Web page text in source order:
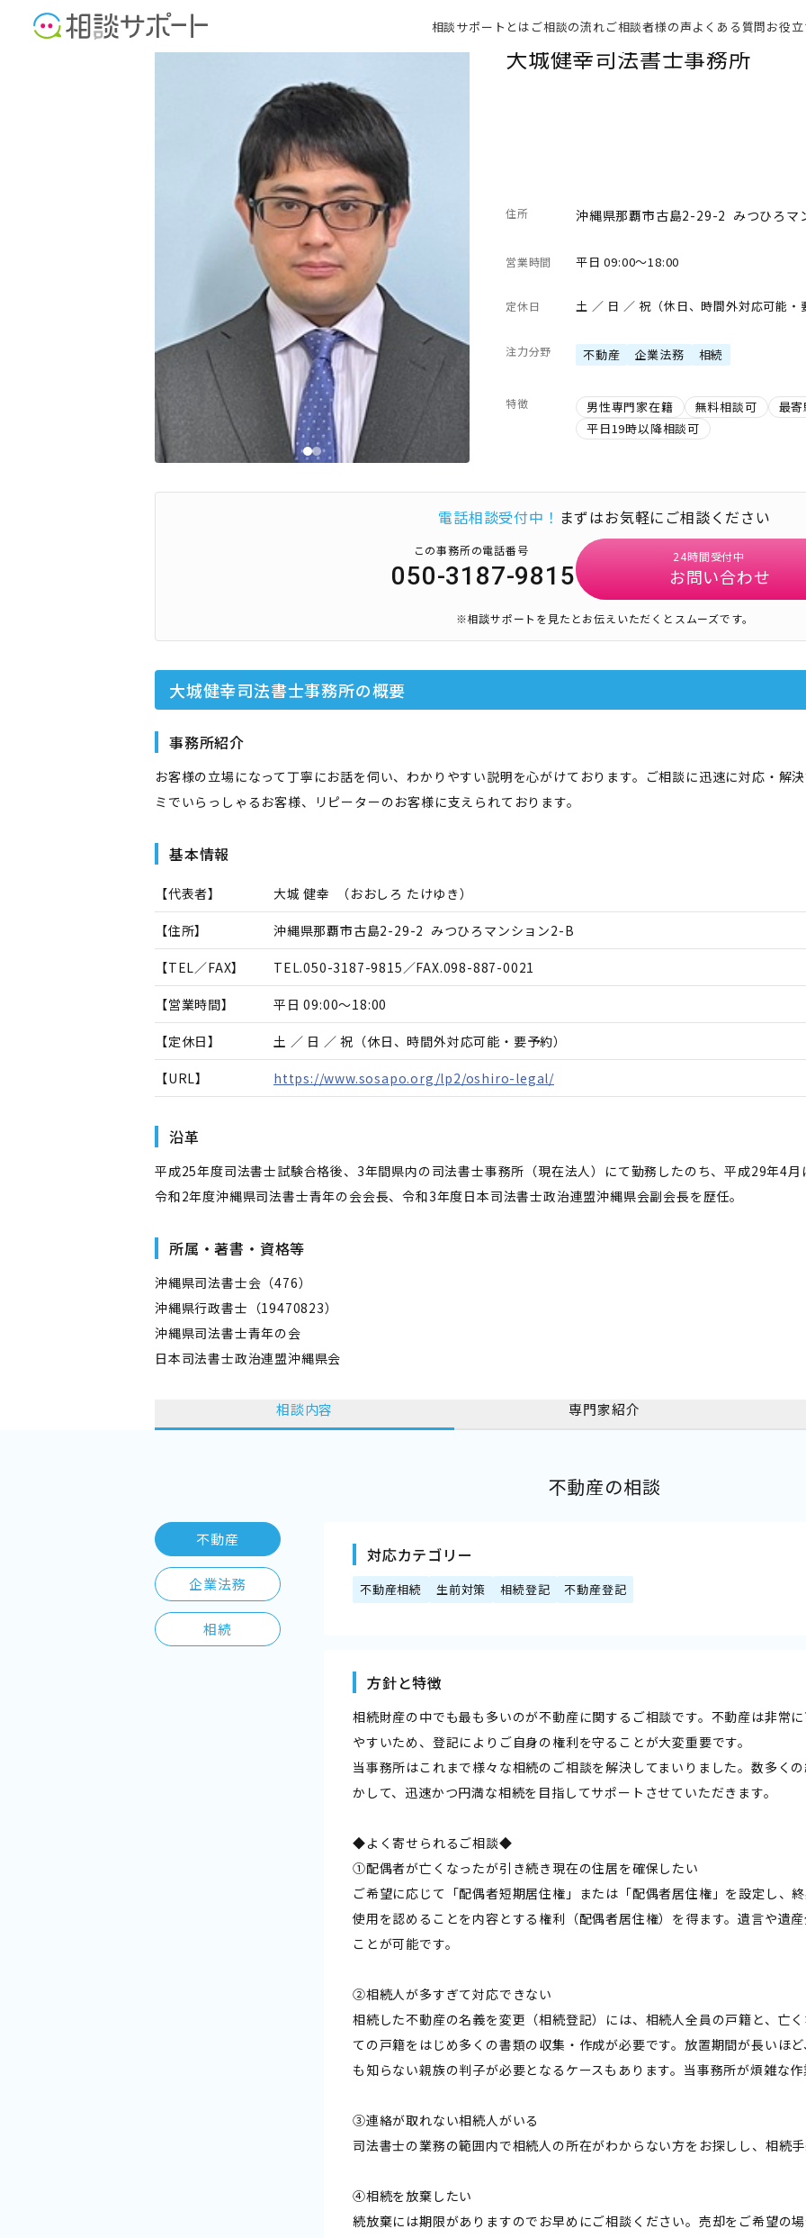
相談サポートとは ご相談の流れご相談者様の声よくある質問お役
司法書士
大城健幸司法書士事務所
住所 沖縄県那覇市古島2-29-2 みつひろマ
営業時間 平日 09:00～18:00
定休日 土 ／ 日 ／ 祝（休日、時間外対応可能・
注力分野 不動産 企業法務 相続
特徴 男性専門家在籍 無料相談可
最
平日19時以降相談可
電話相談受付中！ まずはお気軽にご相談ください
この事務所の電話番号
050-3187-9815
24時間受付中
お問い合わせ
※相談サポートを見たとお伝えいただくとスムーズです。
大城健幸司法書士事務所の概要
事務所紹介
お客様の立場になって丁寧にお話を伺い、わかりやすい説明を心がけております。ご相談に迅速に対応・解
ミでいらっしゃるお客様、リピーターのお客様に支えられております。
基本情報
【代表者】 大城 健幸 （おおしろ たけゆき）
【住所】 沖縄県那覇市古島2-29-2 みつひろマンション2-B
【TEL／FAX】 TEL.050-3187-9815／FAX.098-887-0021
【営業時間】 平日 09:00～18:00
【定休日】 土 ／ 日 ／ 祝（休日、時間外対応可能・要予約）
【URL】 https://www.sosapo.org/lp2/oshiro-legal/
沿革
平成25年度司法書士試験合格後、3年間県内の司法書士事務所（現在法人）にて勤務したのち、平成29年4
令和2年度沖縄県司法書士青年の会会長、令和3年度日本司法書士政治連盟沖縄県会副会長を歴任。
所属・著書・資格等
沖縄県司法書士会（476）
沖縄県行政書士（19470823）
沖縄県司法書士青年の会
日本司法書士政治連盟沖縄県会
相談内容 専門家紹介
不動産の相談
不動産
企業法務
相続
対応カテゴリー
不動産相続 生前対策 相続登記 不動産登記
方針と特徴
相続財産の中でも最も多いのが不動産に関するご相談です。不動産は非常
やすいため、登記によりご自身の権利を守ることが大変重要です。
当事務所はこれまで様々な相続のご相談を解決してまいりました。数多く
かして、迅速かつ円満な相続を目指してサポートさせていただきます。
◆よく寄せられるご相談◆
①配偶者が亡くなったが引き続き現在の住居を確保したい
ご希望に応じて「配偶者短期居住権」または「配偶者居住権」を設定し、
使用を認めることを内容とする権利（配偶者居住権）を得ます。遺言や遺
ことが可能です。
②相続人が多すぎて対応できない
相続した不動産の名義を変更（相続登記）には、相続人全員の戸籍と、亡
ての戸籍をはじめ多くの書類の収集・作成が必要です。放置期間が長いほ
も知らない親族の判子が必要となるケースもあります。当事務所が煩雑な
③連絡が取れない相続人がいる
司法書士の業務の範囲内で相続人の所在がわからない方をお探しし、相続
④相続を放棄したい
続放棄には期限がありますのでお早めにご相談ください。売却をご希望の